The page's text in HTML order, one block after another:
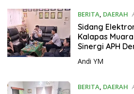
BERITA, DAERAH
Sidang
Kalapas
Sinergi APH
yang Modern
Andi YM
BERITA, DAERAH